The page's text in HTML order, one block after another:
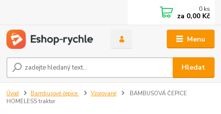
Menu
Hledat
0 ks
za 0,00 Kč
Úvod Bambusové čepice Vzorované
BAMBUSOVÁ ČEPICE
HOMELESS traktor